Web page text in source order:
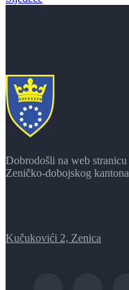
Dobrodošli na web stranicu
Zeničko-dobojskog kantona
Kučukovići 2, Zenica